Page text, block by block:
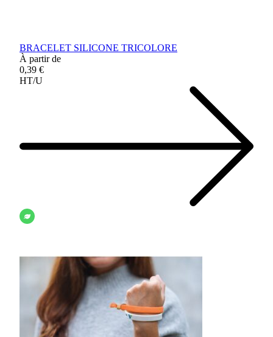
BRACELET SILICONE TRICOLORE
À partir de
0,39 €
HT/U